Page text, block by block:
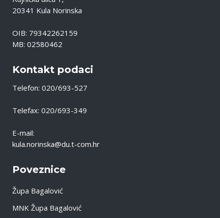
20341 Kula Norinska
OIB: 79342262159
MB: 02580462
Kontakt podaci
Telefon: 020/693-527
Telefax: 020/693-349
E-mail:
kula.norinska@du.t-com.hr
Poveznice
Župa Bagalović
MNK Župa Bagalović